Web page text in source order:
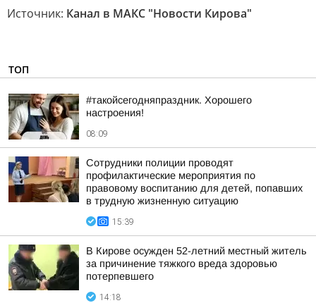
Источник: Канал в МАКС "Новости Кирова"
ТОП
#такойсегодняпраздник. Хорошего
настроения!
08:09
Сотрудники полиции проводят
профилактические мероприятия по
правовому воспитанию для детей, попавших
в трудную жизненную ситуацию
15:39
В Кирове осужден 52-летний местный житель
за причинение тяжкого вреда здоровью
потерпевшего
14:18